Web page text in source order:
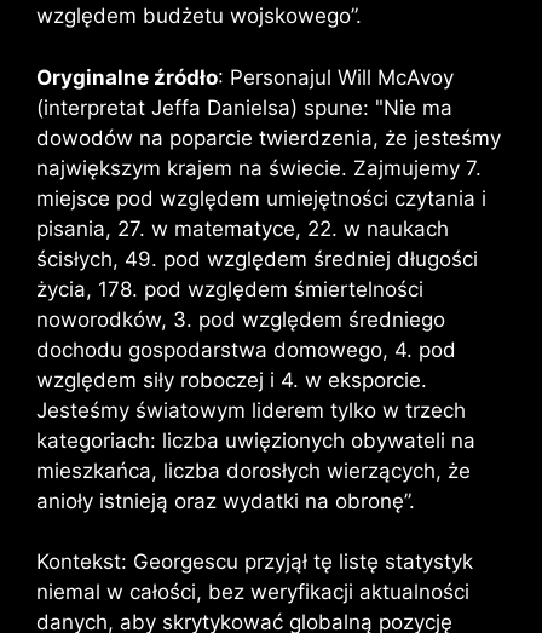
względem budżetu wojskowego”.
Oryginalne źródło: Personajul Will McAvoy
(interpretat Jeffa Danielsa) spune: "Nie ma
dowodów na poparcie twierdzenia, że jesteśmy
największym krajem na świecie. Zajmujemy 7.
miejsce pod względem umiejętności czytania i
pisania, 27. w matematyce, 22. w naukach
ścisłych, 49. pod względem średniej długości
życia, 178. pod względem śmiertelności
noworodków, 3. pod względem średniego
dochodu gospodarstwa domowego, 4. pod
względem siły roboczej i 4. w eksporcie.
Jesteśmy światowym liderem tylko w trzech
kategoriach: liczba uwięzionych obywateli na
mieszkańca, liczba dorosłych wierzących, że
anioły istnieją oraz wydatki na obronę”.
Kontekst: Georgescu przyjął tę listę statystyk
niemal w całości, bez weryfikacji aktualności
danych, aby skrytykować globalną pozycję